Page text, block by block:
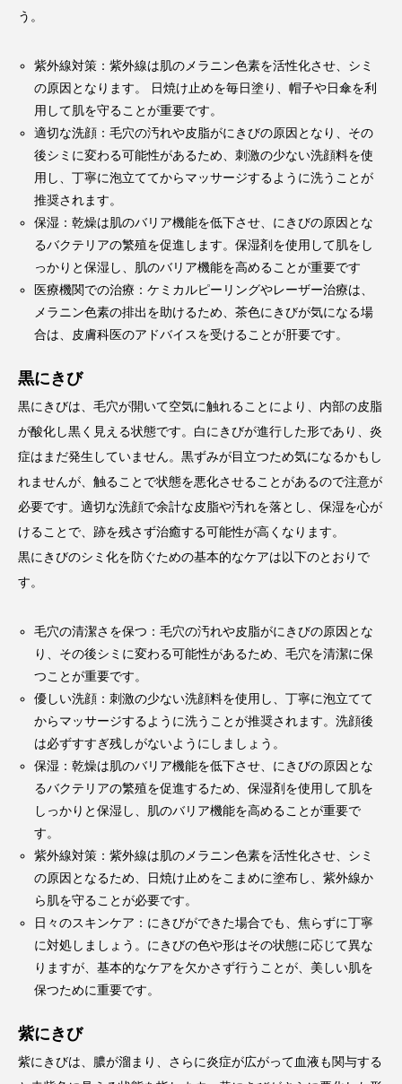
う。
紫外線対策：紫外線は肌のメラニン色素を活性化させ、シミ
の原因となります。 日焼け止めを毎日塗り、帽子や日傘を利
用して肌を守ることが重要です。
適切な洗顔：毛穴の汚れや皮脂がにきびの原因となり、その
後シミに変わる可能性があるため、刺激の少ない洗顔料を使
用し、丁寧に泡立ててからマッサージするように洗うことが
推奨されます。
保湿：乾燥は肌のバリア機能を低下させ、にきびの原因とな
るバクテリアの繁殖を促進します。保湿剤を使用して肌をし
っかりと保湿し、肌のバリア機能を高めることが重要です
医療機関での治療：ケミカルピーリングやレーザー治療は、
メラニン色素の排出を助けるため、茶色にきびが気になる場
合は、皮膚科医のアドバイスを受けることが肝要です。
黒にきび
黒にきびは、毛穴が開いて空気に触れることにより、内部の皮脂
が酸化し黒く見える状態です。白にきびが進行した形であり、炎
症はまだ発生していません。黒ずみが目立つため気になるかもし
れませんが、触ることで状態を悪化させることがあるので注意が
必要です。適切な洗顔で余計な皮脂や汚れを落とし、保湿を心が
けることで、跡を残さず治癒する可能性が高くなります。
黒にきびのシミ化を防ぐための基本的なケアは以下のとおりで
す。
毛穴の清潔さを保つ：毛穴の汚れや皮脂がにきびの原因とな
り、その後シミに変わる可能性があるため、毛穴を清潔に保
つことが重要です。
優しい洗顔：刺激の少ない洗顔料を使用し、丁寧に泡立てて
からマッサージするように洗うことが推奨されます。洗顔後
は必ずすすぎ残しがないようにしましょう。
保湿：乾燥は肌のバリア機能を低下させ、にきびの原因とな
るバクテリアの繁殖を促進するため、保湿剤を使用して肌を
しっかりと保湿し、肌のバリア機能を高めることが重要で
す。
紫外線対策：紫外線は肌のメラニン色素を活性化させ、シミ
の原因となるため、日焼け止めをこまめに塗布し、紫外線か
ら肌を守ることが必要です。
日々のスキンケア：にきびができた場合でも、焦らずに丁寧
に対処しましょう。にきびの色や形はその状態に応じて異な
りますが、基本的なケアを欠かさず行うことが、美しい肌を
保つために重要です。
紫にきび
紫にきびは、膿が溜まり、さらに炎症が広がって血液も関与する